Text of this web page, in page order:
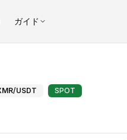
ガイド
は下降傾向. 重要なサポー
ロ（XMR）
/USDT SPOT